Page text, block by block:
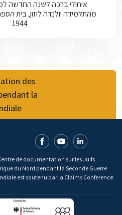
איחולי ברכה לשנה החדשה
מהתלמידה יולנדה לוזון, בית
1944
des
la
de documentation sur les Juifs
du Nord pendant la Seconde Guerre
est soutenu par la Claims Conference.